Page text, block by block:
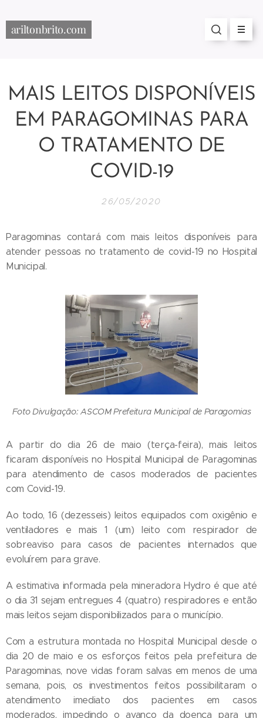
ariltonbrito.com
MAIS LEITOS DISPONÍVEIS
EM PARAGOMINAS PARA
O TRATAMENTO DE
COVID-19
26/05/2020
Paragominas contará com mais leitos disponíveis para
atender pessoas no tratamento de covid-19 no Hospital
Municipal.
Foto Divulgação: ASCOM Prefeitura Municipal de Paragomias
A partir do dia 26 de maio (terça-feira), mais leitos
ficaram disponíveis no Hospital Municipal de Paragominas
para atendimento de casos moderados de pacientes
com Covid-19.
Ao todo, 16 (dezesseis) leitos equipados com oxigênio e
ventiladores e mais 1 (um) leito com respirador de
sobreaviso para casos de pacientes internados que
evoluírem para grave.
A estimativa informada pela mineradora Hydro é que até
o dia 31 sejam entregues 4 (quatro) respiradores e então
mais leitos sejam disponibilizados para o município.
Com a estrutura montada no Hospital Municipal desde o
dia 20 de maio e os esforços feitos pela prefeitura de
Paragominas, nove vidas foram salvas em menos de uma
semana, pois, os investimentos feitos possibilitaram o
atendimento imediato dos pacientes em casos
moderados, impedindo o avanço da doença para um